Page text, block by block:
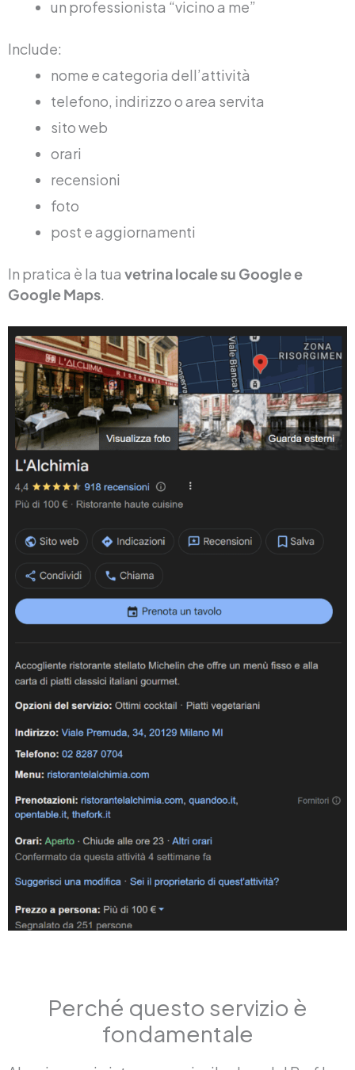
un professionista “vicino a me”
Include:
nome e categoria dell’attività
telefono, indirizzo o area servita
sito web
orari
recensioni
foto
post e aggiornamenti
In pratica è la tua vetrina locale su Google e
Google Maps
Perché questo servizio è
fondamentale